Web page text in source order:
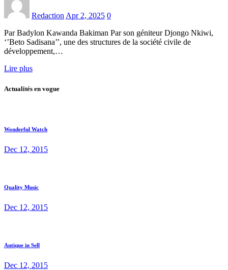
Redaction Apr 2, 2025 0
Par Badylon Kawanda Bakiman Par son géniteur Djongo Nkiwi,
‘’Beto Sadisana’’, une des structures de la société civile de
développement,…
Lire plus
Actualités en vogue
Wonderful Watch
Dec 12, 2015
Quality Music
Dec 12, 2015
Antique in Sell
Dec 12, 2015